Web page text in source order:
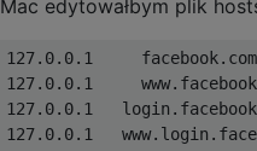
Mac edytowałbym plik
127.0.0.1     facebook.com
127.0.0.1
127.0.0.1
127.0.0.1